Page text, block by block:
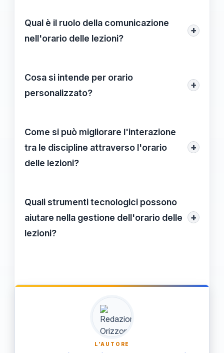
anticipare le necessità degli studenti e di
apportare modifiche tempestive,
Qual è il ruolo della comunicazione
nell'orario delle lezioni?
+
dell'orario a studenti e famiglie è
fondamentale per gestire le aspettative e
Cosa si intende per orario
personalizzato?
+
tenendo in considerazione le esigenze e i
ritmi di apprendimento individuali degli
studenti, supportando al meglio il loro
Come si può migliorare l'interazione
tra le discipline attraverso l'orario
delle lezioni?
+
attraverso la pianificazione strategica
delle lezioni si possono stimolare interessi
e curiosità, favorendo un apprendimento
Quali strumenti tecnologici possono
aiutare nella gestione dell'orario delle
lezioni?
+
l'aggiornamento dell'orario, migliorando la
comunicazione e la gestione delle
informazioni tra docenti, studenti e
L'AUTORE